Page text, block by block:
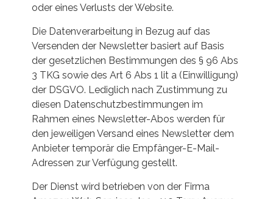
oder eines Verlusts der Website.
Die Datenverarbeitung in Bezug auf das
Versenden der Newsletter basiert auf Basis
der gesetzlichen Bestimmungen des § 96 Abs
3 TKG sowie des Art 6 Abs 1 lit a (Einwilligung)
der DSGVO. Lediglich nach Zustimmung zu
diesen Datenschutzbestimmungen im
Rahmen eines Newsletter-Abos werden für
den jeweiligen Versand eines Newsletter dem
Anbieter temporär die Empfänger-E-Mail-
Adressen zur Verfügung gestellt.
Der Dienst wird betrieben von der Firma